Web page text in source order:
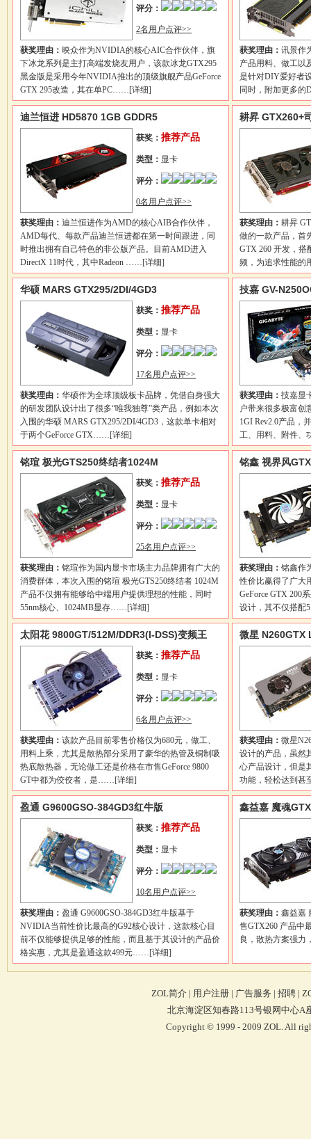
评分：
2名用户点评>>
获奖理由： 映众作为NVIDIA的核心AIC合作伙伴，旗
下冰龙系列是主打高端发烧友用户，该款冰龙GTX295
黑金版是采用今年NVIDIA推出的顶级旗舰产品GeForce
GTX 295改造，其在单PC……[详细]
获奖理由： 讯景作
产品用料、做工以
是针对DIY爱好者
同时，附加更多
迪兰恒进 HD5870 1GB GDDR5
获奖： 推荐产品
类型： 显卡
评分：
0名用户点评>>
获奖理由： 迪兰恒进作为AMD的核心AIB合作伙伴，
AMD每代、每款产品迪兰恒进都在第一时间跟进，同
时推出拥有自己特色的非公版产品。目前AMD进入
DirectX 11时代，其中Radeon ……[详细]
耕昇 GTX260+
获奖理由： 耕昇
做的一款产品，首
GTX 260 开发，搭
频，为追求性能
华硕 MARS GTX295/2DI/4GD3
获奖： 推荐产品
类型： 显卡
评分：
17名用户点评>>
获奖理由： 华硕作为全球顶级板卡品牌，凭借自身强大
的研发团队设计出了很多“唯我独尊”类产品，例如本次
入围的华硕 MARS GTX295/2DI/4GD3，这款单卡相对
于两个GeForce GTX……[详细]
技嘉 GV-
获奖理由： 技嘉显
户带来很多极富创
1GI Rev2.0产品，
工、用料、附件
铭瑄 极光GTS250终结者1024M
获奖： 推荐产品
类型： 显卡
评分：
25名用户点评>>
获奖理由： 铭瑄作为国内显卡市场主力品牌拥有广大的
消费群体，本次入围的铭瑄 极光GTS250终结者 1024M
产品不仅拥有能够给中端用户提供理想的性能，同时
55nm核心、1024MB显存……[详细]
铭鑫 视界风
获奖理由： 铭鑫作
性价比赢得了广大
GeForce GTX 200
设计，其不仅搭
太阳花 9800GT/512M/DDR3(I-DSS)变频王
获奖： 推荐产品
类型： 显卡
评分：
6名用户点评>>
获奖理由： 该款产品目前零售价格仅为680元，做工、
用料上乘，尤其是散热部分采用了豪华的热管及铜制吸
热底散热器，无论做工还是价格在市售GeForce 9800
GT中都为佼佼者，是……[详细]
微星
获奖理由： 微星
设计的产品，虽然
心产品设计，但是
功能，轻松达到
盈通 G9600GSO-384GD3红牛版
获奖： 推荐产品
类型： 显卡
评分：
10名用户点评>>
获奖理由： 盈通 G9600GSO-384GD3红牛版基于
NVIDIA当前性价比最高的G92核心设计，这款核心目
前不仅能够提供足够的性能，而且基于其设计的产品价
格实惠，尤其是盈通这款499元……[详细]
鑫益嘉 魔魂
获奖理由： 鑫益嘉
售GTX260 产品中
良，散热方案强力
ZOL简介 | 用户注册 | 广告服务 | 招聘 |
北京海淀区知春路113号银网中心A
Copyright © 1999 - 2009 ZOL. All